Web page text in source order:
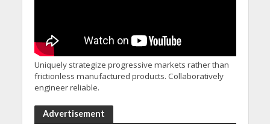
Uniquely strategize progressive markets rather than
frictionless manufactured products. Collaboratively
engineer reliable.
Advertisement